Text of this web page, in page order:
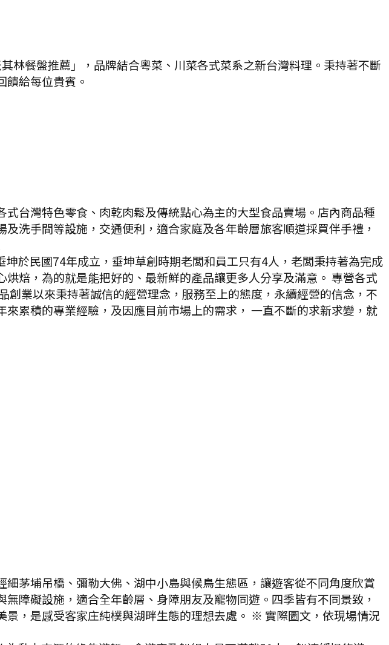
林餐盤推薦」，品牌結合粵菜、川菜各式菜系之新台灣料理。秉持著不斷
給每位貴賓。
台灣特色零食、肉乾肉鬆及傳統點心為主的大型食品賣場。店內商品種
洗手間等設施，交通便利，適合家庭及各年齡層旅客順道採買伴手禮，
於民國74年成立，垂坤草創時期老闆和員工只有4人，老闆秉持著為完成
焙，為的就是能把好的、最新鮮的產品讓更多人分享及滿意。 專營各式
業以來秉持著誠信的經營理念，服務至上的態度，永續經營的信念，不
累積的專業經驗，及因應目前市場上的需求， 一直不斷的求新求變，就
茅埔吊橋、彌勒大佛、湖中小島與候鳥生態區，讓遊客從不同角度欣賞
障礙設施，適合全年齡層、身障朋友及寵物同遊。四季皆有不同景致，
，是感受客家庄純樸與湖畔生態的理想去處。 ※ 實際圖文，依現場情況